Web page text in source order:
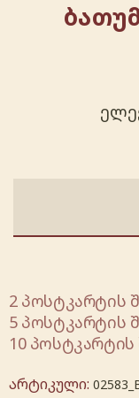
2 პოსტკარტის
5 პოსტკარტის
10 პოსტკარტის
არტიკული: